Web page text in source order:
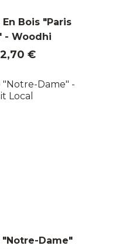
Bois "Paris
- Woodhi
Prix
2,70 €
Dame"